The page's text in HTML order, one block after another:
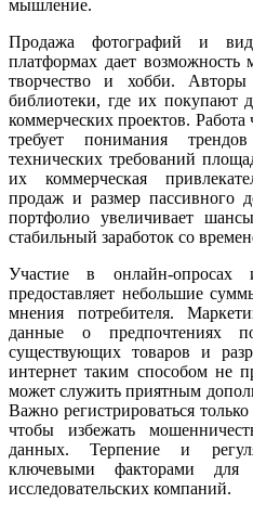
мышление.
Продажа фотографий и
платформах дает возможность
творчество и хобби.
библиотеки, где их покупают
коммерческих проектов. Работа
требует понимания
технических требований
их коммерческая
продаж и размер пассивного
портфолио увеличивает
стабильный заработок со
Участие в онлайн-опросах
предоставляет небольшие
мнения потребителя.
данные о предпочтениях
существующих товаров и
интернет таким способом не
может служить приятным
Важно регистрироваться
чтобы избежать
данных. Терпение и
ключевыми факторами
исследовательских компаний.